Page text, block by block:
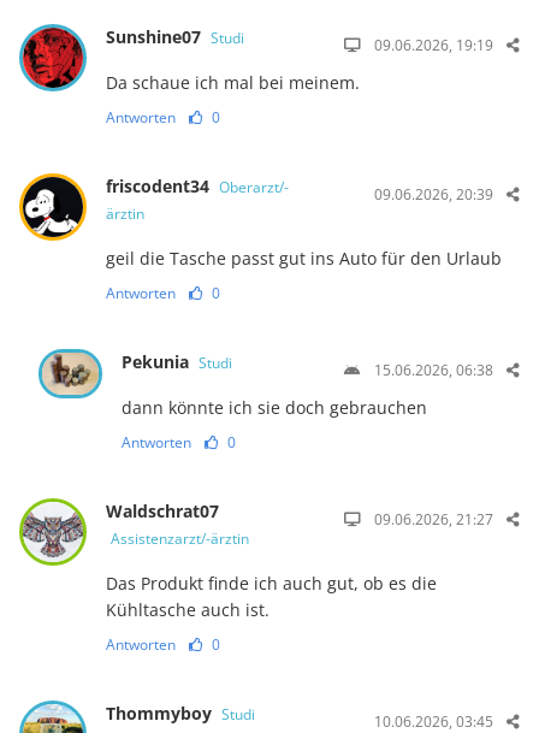
Sunshine07 Studi 09.06.2026, 19:19
Da schaue ich mal bei meinem.
Antworten 0
friscodent34 Oberarzt/-
ärztin
09.06.2026, 20:39
geil die Tasche passt gut ins Auto für den Urlaub
Antworten 0
Pekunia Studi 15.06.2026, 06:38
dann könnte ich sie doch gebrauchen
Antworten 0
Waldschrat07
Assistenzarzt/-ärztin
09.06.2026, 21:27
Das Produkt finde ich auch gut, ob es die
Kühltasche auch ist.
Antworten 0
Thommyboy Studi 10.06.2026, 03:45